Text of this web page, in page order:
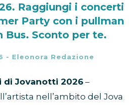
Raggiungi i concerti
Party con i pullman
Bus. Sconto per te.
- Eleonora Redazione
di Jovanotti 2026 –
nell’ambito del Jova